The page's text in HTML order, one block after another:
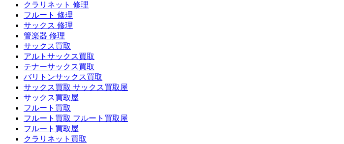
クラリネット 修理
フルート 修理
サックス 修理
管楽器 修理
サックス買取
アルトサックス買取
テナーサックス買取
バリトンサックス買取
サックス買取 サックス買取屋
サックス買取屋
フルート買取
フルート買取 フルート買取屋
フルート買取屋
クラリネット買取